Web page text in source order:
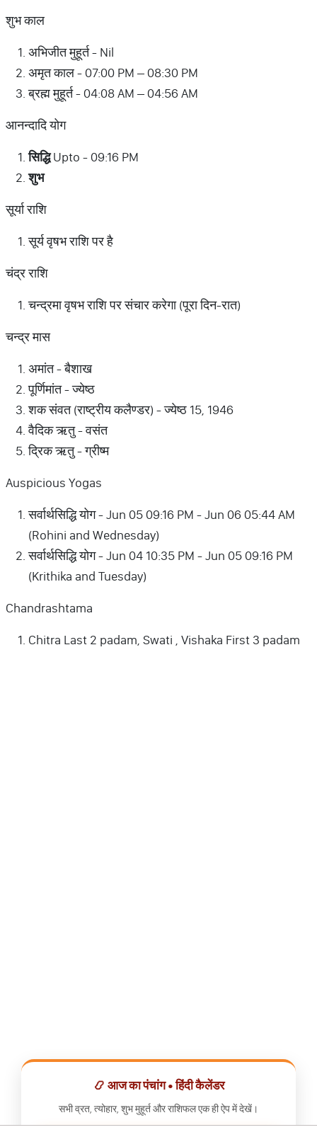
शुभ काल
अभिजीत मुहूर्त - Nil
अमृत काल - 07:00 PM – 08:30 PM
ब्रह्म मुहूर्त - 04:08 AM – 04:56 AM
आनन्दादि योग
सिद्धिUpto - 09:16 PM
शुभ
सूर्या राशि
सूर्य वृषभ राशि पर है
चंद्र राशि
चन्द्रमा वृषभ राशि पर संचार करेगा (पूरा दिन-रात)
चन्द्र मास
अमांत - बैशाख
पूर्णिमांत - ज्येष्ठ
शक संवत (राष्ट्रीय कलैण्डर) - ज्येष्ठ 15, 1946
वैदिक ऋतु - वसंत
द्रिक ऋतु - ग्रीष्म
Auspicious Yogas
सर्वार्थसिद्धि योग - Jun 05 09:16 PM - Jun 06 05:44 AM
(Rohini and Wednesday)
सर्वार्थसिद्धि योग - Jun 04 10:35 PM - Jun 05 09:16 PM
(Krithika and Tuesday)
Chandrashtama
Chitra Last 2 padam, Swati , Vishaka First 3 padam
📿 आज का पंचांग • हिंदी कैलेंडर
सभी व्रत, त्योहार, शुभ मुहूर्त और राशिफल एक ही ऐप में देखें।